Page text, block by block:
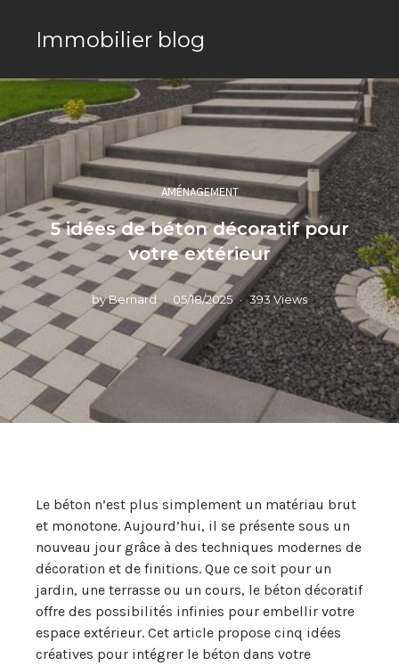
Immobilier blog
AMÉNAGEMENT
5 idées de béton décoratif pour
votre extérieur
byBernard 05/18/2025 393 Views
Le béton n’est plus simplement un matériau brut
et monotone. Aujourd’hui, il se présente sous un
nouveau jour grâce à des techniques modernes de
décoration et de finitions. Que ce soit pour un
jardin, une terrasse ou un cours, le béton décoratif
offre des possibilités infinies pour embellir votre
espace extérieur. Cet article propose cinq idées
créatives pour intégrer le béton dans votre